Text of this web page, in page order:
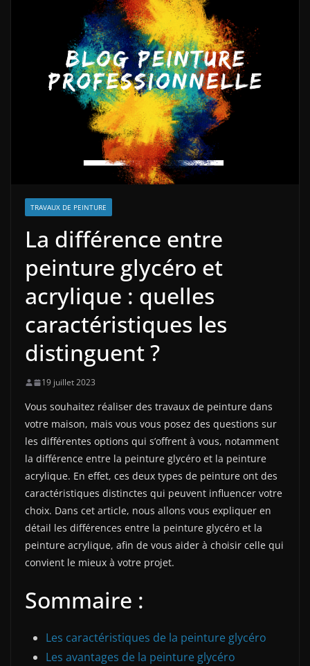
TRAVAUX DE PEINTURE
La différence entre
peinture glycéro et
acrylique : quelles
caractéristiques les
distinguent ?
19 juillet 2023
Vous souhaitez réaliser des travaux de peinture dans
votre maison, mais vous vous posez des questions sur
les différentes options qui s’offrent à vous, notamment
la différence entre la peinture glycéro et la peinture
acrylique. En effet, ces deux types de peinture ont des
caractéristiques distinctes qui peuvent influencer votre
choix. Dans cet article, nous allons vous expliquer en
détail les différences entre la peinture glycéro et la
peinture acrylique, afin de vous aider à choisir celle qui
convient le mieux à votre projet.
Sommaire :
Les caractéristiques de la peinture glycéro
Les avantages de la peinture glycéro